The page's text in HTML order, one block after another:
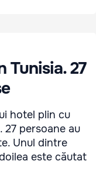
Tunisia. 27
hotel plin cu
27 persoane au
Unul dintre
este căutat